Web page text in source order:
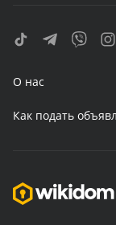
О нас
Как подать